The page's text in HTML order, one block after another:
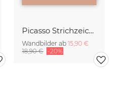
Picasso Strichzeichnung - Pferd Terracotta
Wandbilder ab 15,90 €
18,90 € -20%